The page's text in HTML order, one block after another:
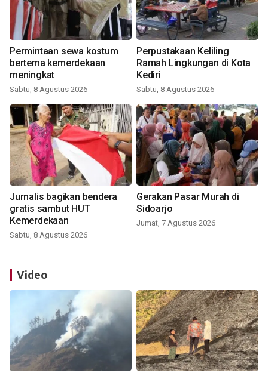
Permintaan sewa kostum
bertema kemerdekaan
meningkat
Sabtu, 8 Agustus 2026
Perpustakaan Keliling
Ramah Lingkungan di Kota
Kediri
Sabtu, 8 Agustus 2026
Jurnalis bagikan bendera
gratis sambut HUT
Kemerdekaan
Sabtu, 8 Agustus 2026
Gerakan Pasar Murah di
Sidoarjo
Jumat, 7 Agustus 2026
Video